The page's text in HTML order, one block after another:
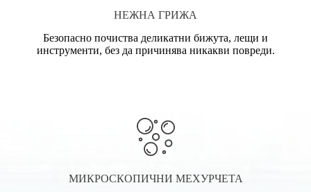
НЕЖНА ГРИЖА
Безопасно почиства деликатни бижута, лещи и
инструменти, без да причинява никакви повреди.
МИКРОСКОПИЧНИ МЕХУРЧЕТА